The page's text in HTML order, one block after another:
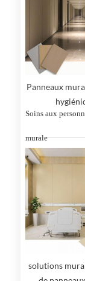
Panneaux
Soins aux
murale
solutions